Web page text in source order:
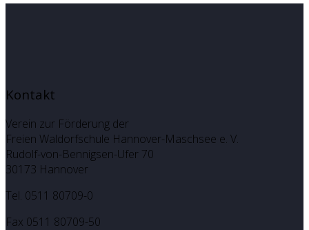
Kontakt
Verein zur Förderung der
Freien Waldorfschule Hannover-Maschsee e. V.
Rudolf-von-Bennigsen-Ufer 70
30173 Hannover
Tel. 0511 80709-0
Fax 0511 80709-50